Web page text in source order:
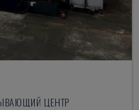
ЦЕНТР